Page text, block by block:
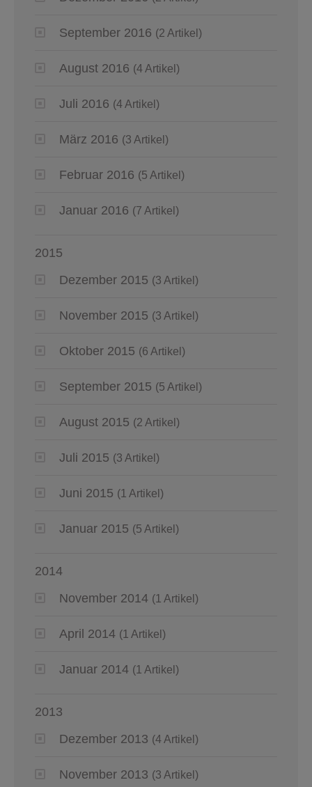
September 2016 (2 Artikel)
August 2016 (4 Artikel)
Juli 2016 (4 Artikel)
März 2016 (3 Artikel)
Februar 2016 (5 Artikel)
Januar 2016 (7 Artikel)
2015
Dezember 2015 (3 Artikel)
November 2015 (3 Artikel)
Oktober 2015 (6 Artikel)
September 2015 (5 Artikel)
August 2015 (2 Artikel)
Juli 2015 (3 Artikel)
Juni 2015 (1 Artikel)
Januar 2015 (5 Artikel)
2014
November 2014 (1 Artikel)
April 2014 (1 Artikel)
Januar 2014 (1 Artikel)
2013
Dezember 2013 (4 Artikel)
November 2013 (3 Artikel)